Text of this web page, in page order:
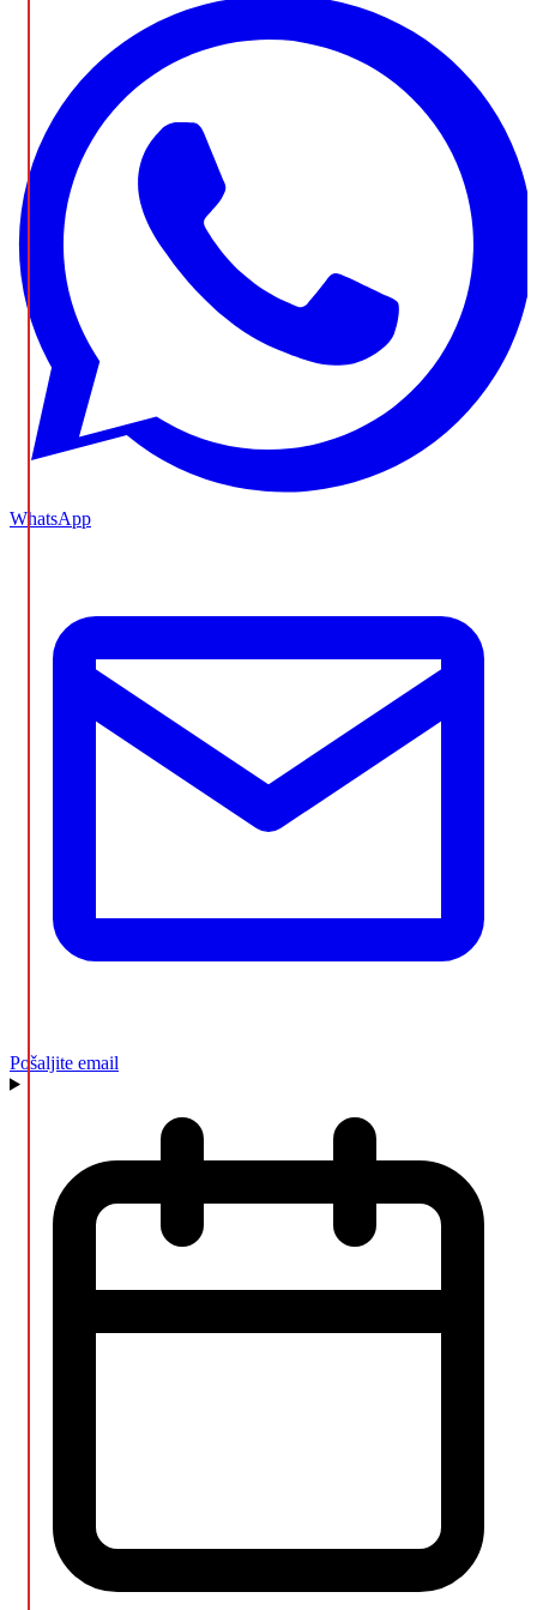
WhatsApp
Pošaljite email